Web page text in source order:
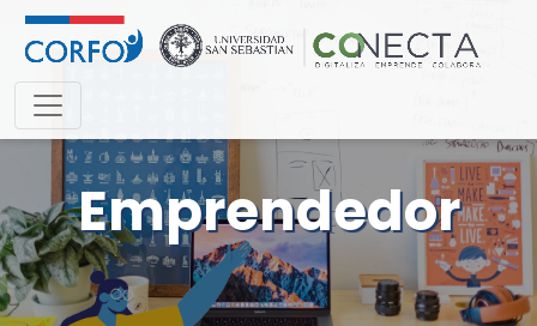
Emprendedor